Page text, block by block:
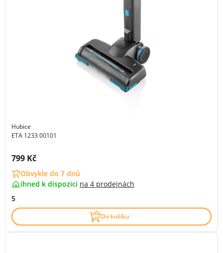
Hubice
ETA 1233 00101
Cena s DPH:
799 Kč
Obvykle do 7 dnů
ihned k dispozici na 4 prodejnách
5
Do košíku